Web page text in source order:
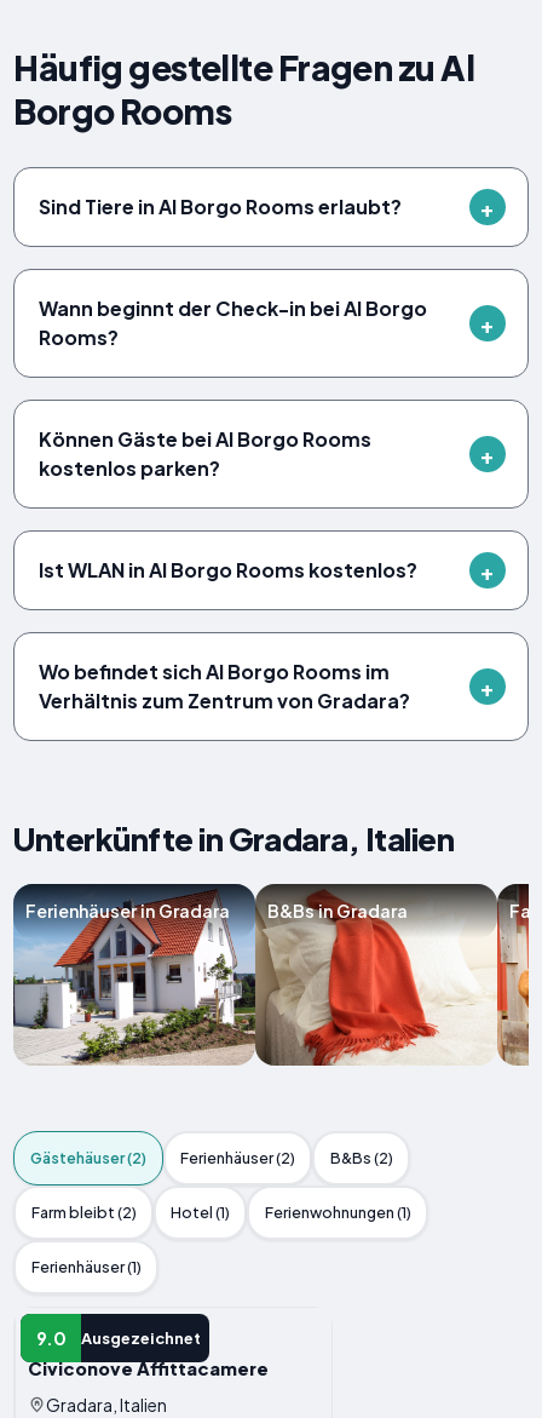
Häufig gestellte Fragen zu Al
Borgo Rooms
Sind Tiere in Al Borgo Rooms erlaubt?
Wann beginnt der Check-in bei Al Borgo
Rooms?
Können Gäste bei Al Borgo Rooms
kostenlos parken?
Ist WLAN in Al Borgo Rooms kostenlos?
Wo befindet sich Al Borgo Rooms im
Verhältnis zum Zentrum von Gradara?
Unterkünfte in Gradara, Italien
Ferienhäuser in Gradara B&Bs in Gradara
Gästehäuser (2) Ferienhäuser (2) B&Bs (2)
Farm bleibt (2) Hotel (1) Ferienwohnungen (1)
Ferienhäuser (1)
9.0 Ausgezeichnet
GäSTEHAUS
Civiconove Affittacamere
Gradara, Italien